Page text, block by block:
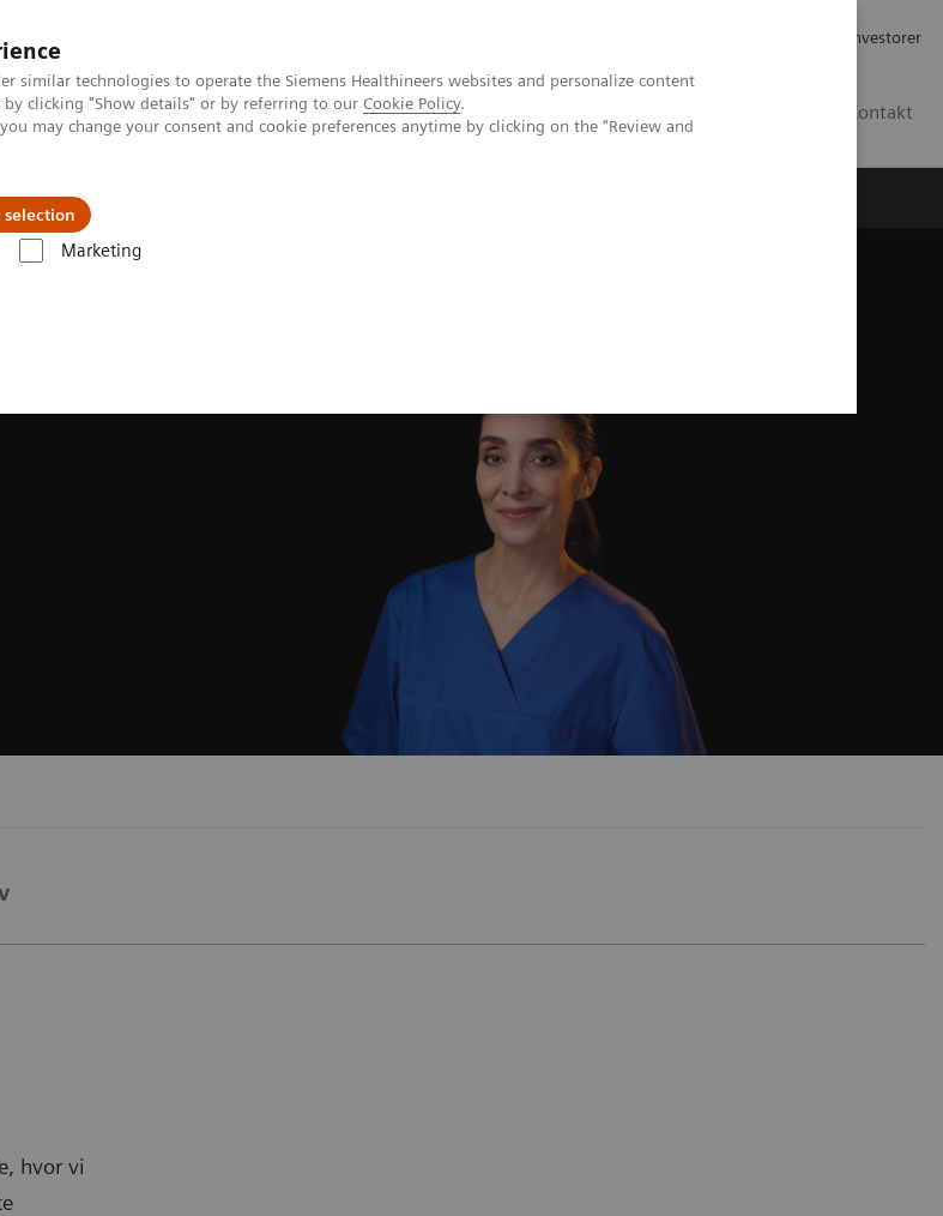
similar technologies to operate the Siemens Healthineers websites and personalize content
clicking "Show details" or by referring to our Cookie Policy.
may change your consent and cookie preferences anytime by clicking on the "Review and
Marketing
Investorer
Kontakt
hvor vi